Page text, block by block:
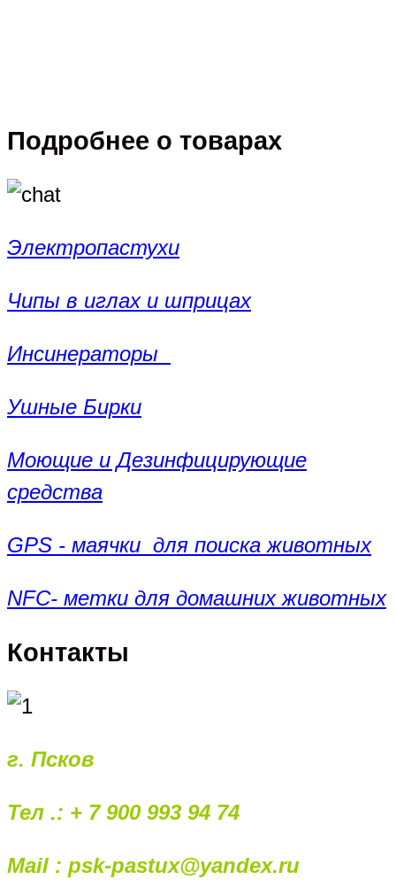
Подробнее о товарах
Электропастухи
Чипы в иглах и шприцах
Инсинераторы
Ушные Бирки
Моющие и Дезинфицирующие
средства
GPS - маячки для поиска животных
NFC- метки для домашних животных
Контакты
г. Псков
Тел .: + 7 900 993 94 74
Mail : psk-pastux@yandex.ru